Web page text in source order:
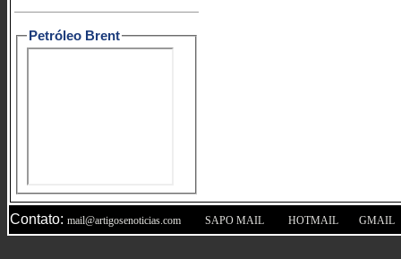
Petróleo Brent
Contato: mail@artigosenoticias.com SAPO MAIL HOTMAIL GMAIL